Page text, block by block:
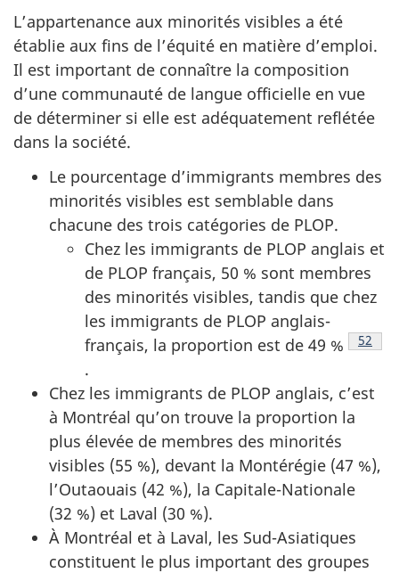
L’appartenance aux minorités visibles a été
établie aux fins de l’équité en matière d’emploi.
Il est important de connaître la composition
d’une communauté de langue officielle en vue
de déterminer si elle est adéquatement reflétée
dans la société.
Le pourcentage d’immigrants membres des
minorités visibles est semblable dans
chacune des trois catégories de PLOP.
Chez les immigrants de PLOP anglais et
de PLOP français, 50 % sont membres
des minorités visibles, tandis que chez
les immigrants de PLOP anglais-
français, la proportion est de 49 %
Note
52
.
Chez les immigrants de PLOP anglais, c’est
à Montréal qu’on trouve la proportion la
plus élevée de membres des minorités
visibles (55 %), devant la Montérégie (47 %),
l’Outaouais (42 %), la Capitale-Nationale
(32 %) et Laval (30 %).
À Montréal et à Laval, les Sud-Asiatiques
constituent le plus important des groupes